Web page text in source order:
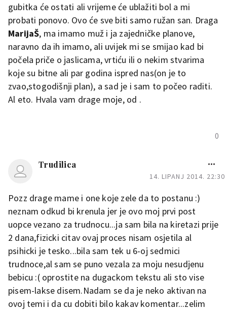
gubitka će ostati ali vrijeme će ublažiti bol a mi
probati ponovo. Ovo će sve biti samo ružan san. Draga
MarijaŠ, ma imamo muž i ja zajedničke planove,
naravno da ih imamo, ali uvijek mi se smijao kad bi
počela priče o jaslicama, vrtiću ili o nekim stvarima
koje su bitne ali par godina ispred nas(on je to
zvao,stogodišnji plan), a sad je i sam to počeo raditi.
Al eto. Hvala vam drage moje, od .
0
Trudilica
14. LIPANJ 2014. 22:30
Pozz drage mame i one koje zele da to postanu :)
neznam odkud bi krenula jer je ovo moj prvi post
uopce vezano za trudnocu...ja sam bila na kiretazi prije
2 dana,fizicki citav ovaj proces nisam osjetila al
psihicki je tesko...bila sam tek u 6-oj sedmici
trudnoce,al sam se puno vezala za moju nesudjenu
bebicu :( oprostite na dugackom tekstu ali sto vise
pisem-lakse disem.Nadam se da je neko aktivan na
ovoj temi i da cu dobiti bilo kakav komentar...zelim